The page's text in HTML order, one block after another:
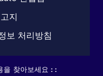
지
보 처리방침
을 찾아보세요 : :